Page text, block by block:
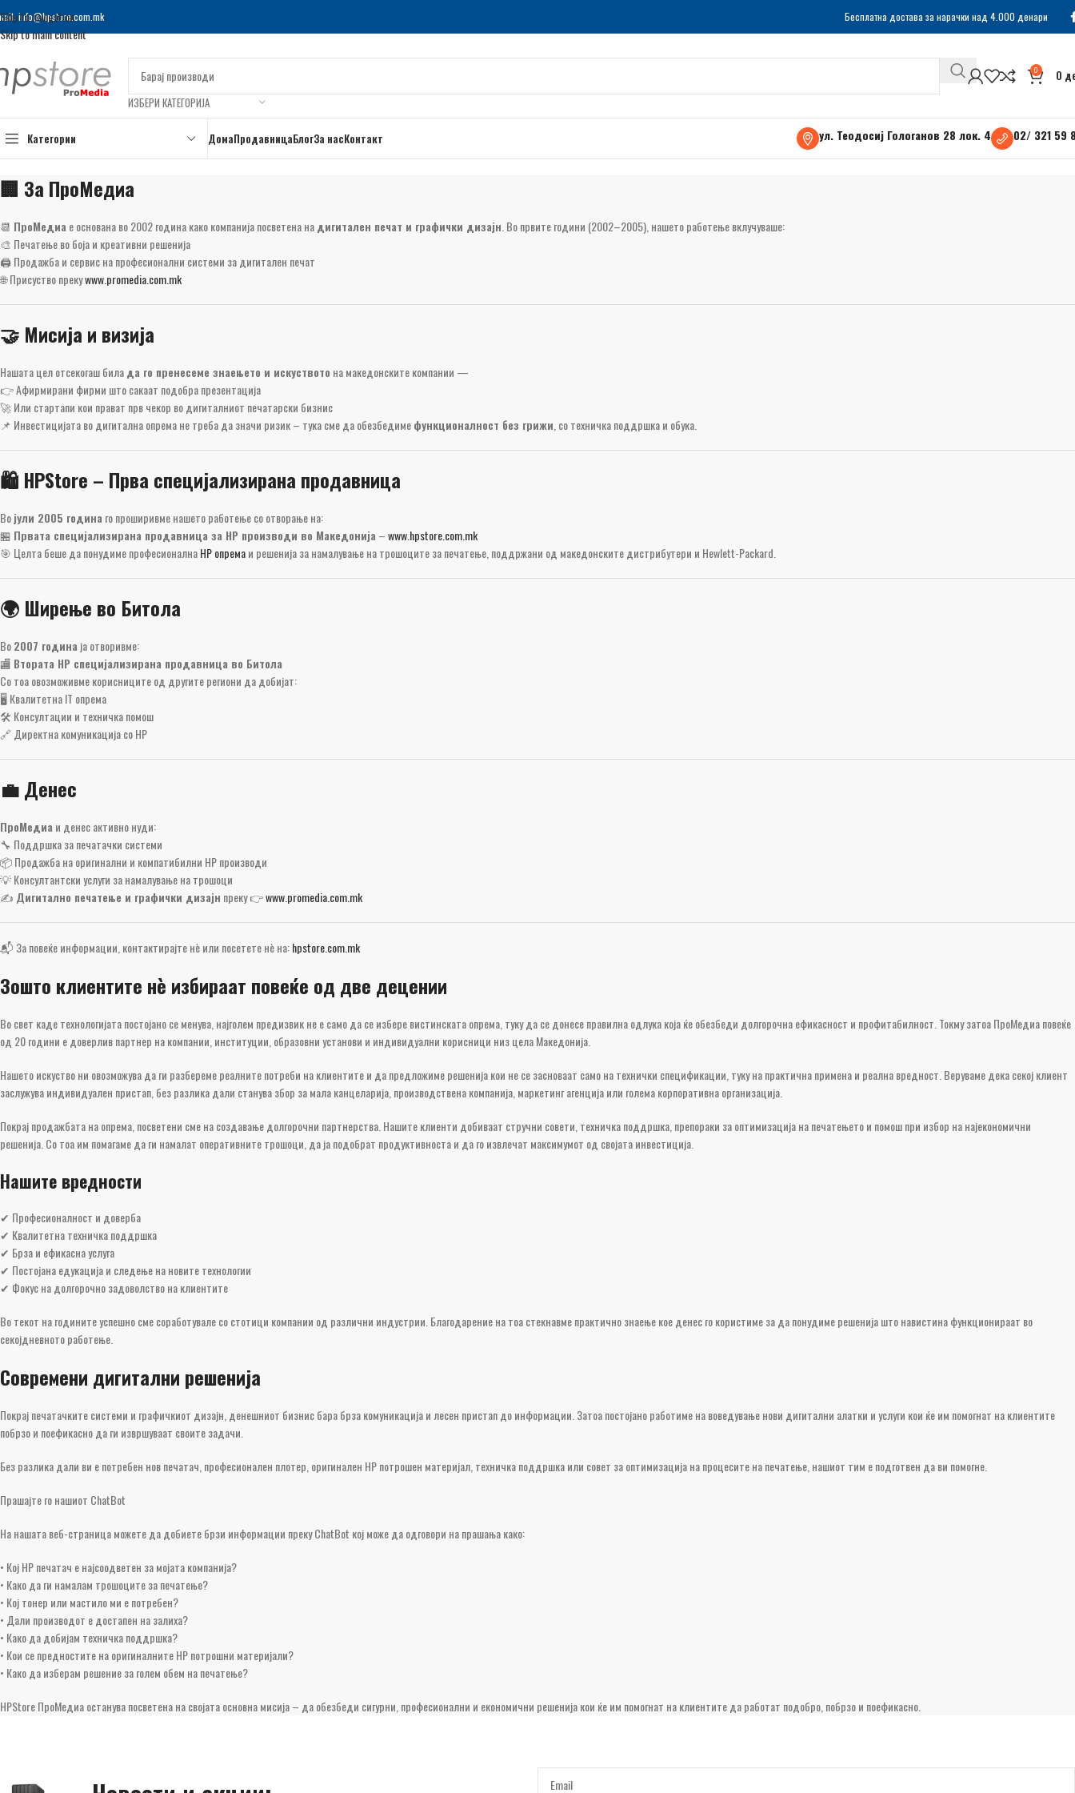
Skip to navigation
Skip to main content
info@hpstore.com.mk Бесплатна достава за нарачки над 4.000 денари
ИЗБЕРИ КАТЕГОРИЈА
0 0
Категории ДомаПродавницаБлогЗа насКонтакт ул. Теодосиј Гологанов 28 лок. 4 02/ 321 59
🏢 За ПроМедиа
📆 ПроМедиа е основана во 2002 година како компанија посветена надигитален печат и графички дизајн . Во првите години (2002–2005), нашето работење вклучуваше:
🎨 Печатење во боја и креативни решенија
🖨️ Продажба и сервис на професионални системи за дигитален печат
🌐 Присуство прекуwww.promedia.com.mk
🤝 Мисија и визија
Нашата цел отсекогаш билада го пренесеме знаењето и искуството на македонските компании —
👉 Афирмирани фирми што сакаат подобра презентација
🚀 Или стартапи кои прават прв чекор во дигиталниот печатарски бизнис
📌 Инвестицијата во дигитална опрема не треба да значи ризик – тука сме да обезбедимефункционалност без грижи , со техничка поддршка и обука.
🛍️ HPStore – Прва специјализирана продавница
Војули 2005 година го проширивме нашето работење со отворање на:
🏪 Првата специјализирана продавница за HP производи во Македонија –www.hpstore.com.mk
🎯 Целта беше да понудиме професионалнаHP опремаи решенија за намалување на трошоците за печатење, поддржани од македонските дистрибутери и Hewlett-Packard.
🌍 Ширење во Битола
Во2007 година ја отворивме:
🏬 Втората HP специјализирана продавница во Битола
Со тоа овозможивме корисниците од другите региони да добијат:
🖥️ Квалитетна IT опрема
🛠️ Консултации и техничка помош
🔗 Директна комуникација со HP
💼 Денес
ПроМедиа и денес активно нуди:
🔧 Поддршка за печатачки системи
📦 Продажба на оригинални и компатибилни HP производи
💡 Консултантски услуги за намалување на трошоци
✍️ Дигитално печатење и графички дизајн преку 👉www.promedia.com.mk
📬 За повеќе информации, контактирајте нè или посетете нè на:hpstore.com.mk
Зошто клиентите нè избираат повеќе од две децении
Во свет каде технологијата постојано се менува, најголем предизвик не е само да се избере вистинската опрема, туку да се донесе правилна одлука која ќе обезбеди долгорочна ефикасност и профитабилност. Токму затоа ПроМедиа повеќе
од 20 години е доверлив партнер на компании, институции, образовни установи и индивидуални корисници низ цела Македонија.
Нашето искуство ни овозможува да ги разбереме реалните потреби на клиентите и да предложиме решенија кои не се засноваат само на технички спецификации, туку на практична примена и реална вредност. Веруваме дека секој клиент
заслужува индивидуален пристап, без разлика дали станува збор за мала канцеларија, производствена компанија, маркетинг агенција или голема корпоративна организација.
Покрај продажбата на опрема, посветени сме на создавање долгорочни партнерства. Нашите клиенти добиваат стручни совети, техничка поддршка, препораки за оптимизација на печатењето и помош при избор на најекономични
решенија. Со тоа им помагаме да ги намалат оперативните трошоци, да ја подобрат продуктивноста и да го извлечат максимумот од својата инвестиција.
Нашите вредности
✔ Професионалност и доверба
✔ Квалитетна техничка поддршка
✔ Брза и ефикасна услуга
✔ Постојана едукација и следење на новите технологии
✔ Фокус на долгорочно задоволство на клиентите
Во текот на годините успешно сме соработувале со стотици компании од различни индустрии. Благодарение на тоа стекнавме практично знаење кое денес го користиме за да понудиме решенија што навистина функционираат во
секојдневното работење.
Современи дигитални решенија
Покрај печатачките системи и графичкиот дизајн, денешниот бизнис бара брза комуникација и лесен пристап до информации. Затоа постојано работиме на воведување нови дигитални алатки и услуги кои ќе им помогнат на клиентите
побрзо и поефикасно да ги извршуваат своите задачи.
Без разлика дали ви е потребен нов печатач, професионален плотер, оригинален HP потрошен материјал, техничка поддршка или совет за оптимизација на процесите на печатење, нашиот тим е подготвен да ви помогне.
Прашајте го нашиот ChatBot
На нашата веб-страница можете да добиете брзи информации преку ChatBot кој може да одговори на прашања како:
• Кој HP печатач е најсоодветен за мојата компанија?
• Како да ги намалам трошоците за печатење?
• Кој тонер или мастило ми е потребен?
• Дали производот е достапен на залиха?
• Како да добијам техничка поддршка?
• Кои се предностите на оригиналните HP потрошни материјали?
• Како да изберам решение за голем обем на печатење?
HPStore ПроМедиа останува посветена на својата основна мисија – да обезбеди сигурни, професионални и економични решенија кои ќе им помогнат на клиентите да работат подобро, побрзо и поефикасно.